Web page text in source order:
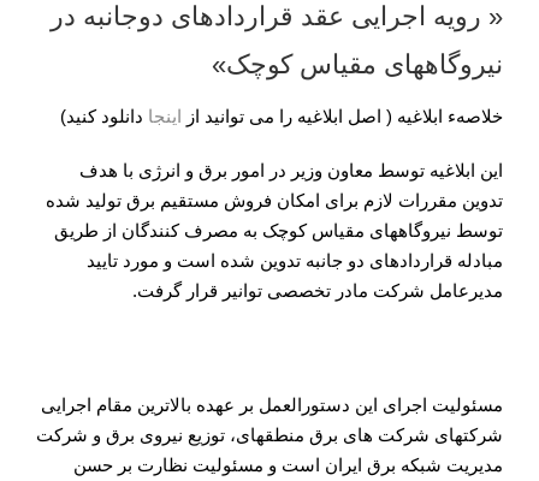
« رویه اجرایی عقد قراردادهای دوجانبه در
نیروگاه­های مقیاس کوچک»
خلاصهء ابلاغیه ( اصل ابلاغیه را می توانید از اینجا دانلود کنید)
این ابلاغیه توسط معاون وزیر در امور برق و انرژی با هدف
تدوین مقررات لازم برای امکان فروش مستقیم برق تولید شده
توسط نیروگاه­های مقیاس کوچک به مصرف کنند­گان از طریق
مبادله قراردادهای دو جانبه تدوین شده است و مورد تایید
مدیرعامل شرکت مادر تخصصی توانیر قرار گرفت.
مسئولیت اجرای این دستورالعمل بر عهده بالاترین مقام اجرایی
شرکت­های شرکت های برق منطقه­ای، توزیع نیروی برق و شرکت
مدیریت شبکه برق ایران است و مسئولیت نظارت بر حسن